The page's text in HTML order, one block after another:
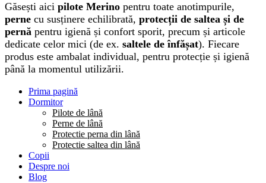
Găsești aici pilote Merino pentru toate anotimpurile,
perne cu susținere echilibrată, protecții de saltea și de
pernă pentru igienă și confort sporit, precum și articole
dedicate celor mici (de ex. saltele de înfășat). Fiecare
produs este ambalat individual, pentru protecție și igienă
până la momentul utilizării.
Prima pagină
Dormitor
Pilote de lână
Perne de lână
Protectie perna din lână
Protectie saltea din lână
Copii
Despre noi
Blog